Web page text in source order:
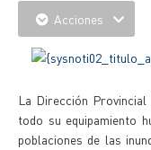
Acciones
La Dirección
todo su equipamiento
poblaciones de las